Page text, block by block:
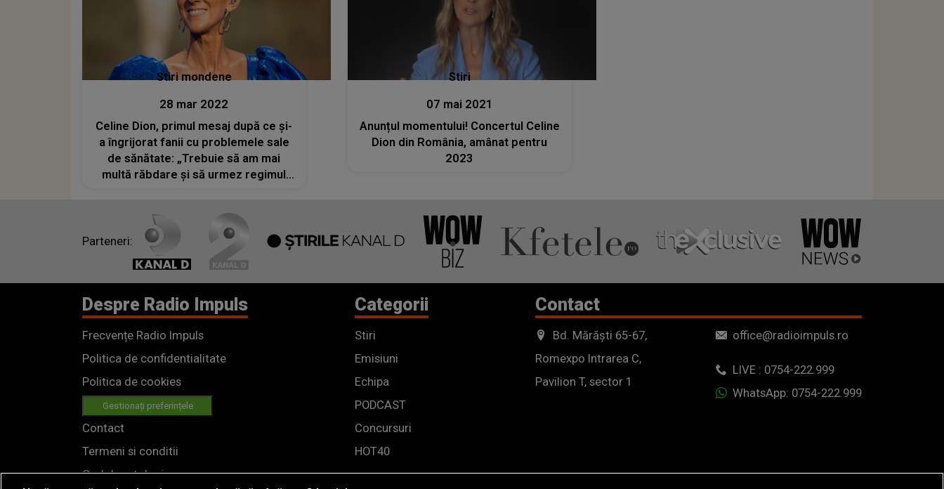
Stiri mondene
28 mar 2022
Celine Dion, primul mesaj după ce și-
a îngrijorat fanii cu problemele sale
de sănătate: „Trebuie să am mai
multă răbdare și să urmez regimul
Stiri
07 mai 2021
Anunțul momentului! Concertul Celine
Dion din România, amânat pentru
2023
Parteneri:
Despre Radio Impuls
Frecvențe Radio Impuls
Politica de confidentialitate
Politica de cookies
Gestionați preferințele
Contact
Termeni si conditii
Cod deontologic
Categorii
Stiri
Emisiuni
Echipa
PODCAST
Concursuri
HOT40
Contact
Bd. Mărăști 65-67,
Romexpo Intrarea C,
Pavilion T, sector 1
office@radioimpuls.ro
LIVE : 0754-222.999
WhatsApp: 0754-222.999